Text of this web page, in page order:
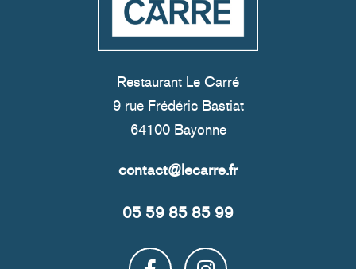
Restaurant Le Carré
9 rue Frédéric Bastiat
64100 Bayonne
05 59 85 85 99